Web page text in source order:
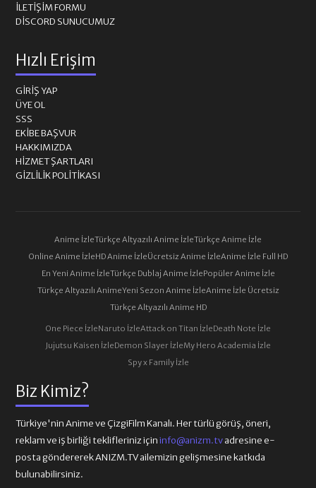
Biz Kimiz?
Türkiye'nin Anime ve ÇizgiFilm Kanalı. Her türlü görüş, öneri,
reklam ve iş birliği teklifleriniz içininfo@anizm.tvadresine e-
posta göndererek ANIZM.TV ailemizin gelişmesine katkıda
bulunabilirsiniz.
İLETIŞIM FORMU
DISCORD SUNUCUMUZ
Hızlı Erişim
GIRIŞ YAP
ÜYE OL
SSS
EKIBE BAŞVUR
HAKKIMIZDA
HIZMET ŞARTLARI
GIZLILIK POLITIKASI
Anime İzleTürkçe Altyazılı Anime İzleTürkçe Anime İzle
Online Anime İzleHD Anime İzleÜcretsiz Anime İzleAnime İzle Full HD
En Yeni Anime İzleTürkçe Dublaj Anime İzlePopüler Anime İzle
Türkçe Altyazılı AnimeYeni Sezon Anime İzleAnime İzle Ücretsiz
Türkçe Altyazılı Anime HD
One Piece İzleNaruto İzleAttack on Titan İzleDeath Note İzle
Jujutsu Kaisen İzleDemon Slayer İzleMy Hero Academia İzle
Spy x Family İzle